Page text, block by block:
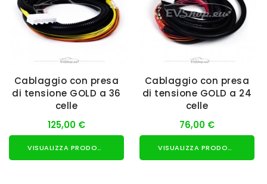
Cablaggio con presa
di tensione GOLD a 36
celle
125,00 €
VISUALIZZA PRODOTTO
Cablaggio con presa
di tensione GOLD a 24
celle
76,00 €
VISUALIZZA PRODOTTO